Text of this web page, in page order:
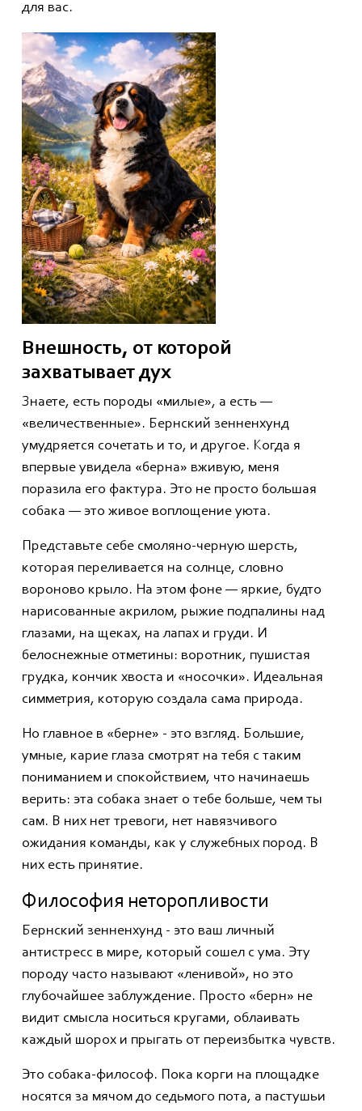
для вас.
Внешность, от которой
захватывает дух
Знаете, есть породы «милые», а есть —
«величественные». Бернский зенненхунд
умудряется сочетать и то, и другое. Когда я
впервые увидела «берна» вживую, меня
поразила его фактура. Это не просто большая
собака — это живое воплощение уюта.
Представьте себе смоляно-черную шерсть,
которая переливается на солнце, словно
вороново крыло. На этом фоне — яркие, будто
нарисованные акрилом, рыжие подпалины над
глазами, на щеках, на лапах и груди. И
белоснежные отметины: воротник, пушистая
грудка, кончик хвоста и «носочки». Идеальная
симметрия, которую создала сама природа.
Но главное в «берне» - это взгляд. Большие,
умные, карие глаза смотрят на тебя с таким
пониманием и спокойствием, что начинаешь
верить: эта собака знает о тебе больше, чем ты
сам. В них нет тревоги, нет навязчивого
ожидания команды, как у служебных пород. В
них есть принятие.
Философия неторопливости
Бернский зенненхунд - это ваш личный
антистресс в мире, который сошел с ума. Эту
породу часто называют «ленивой», но это
глубочайшее заблуждение. Просто «берн» не
видит смысла носиться кругами, облаивать
каждый шорох и прыгать от переизбытка чувств.
Это собака-философ. Пока корги на площадке
носятся за мячом до седьмого пота, а пастушьи